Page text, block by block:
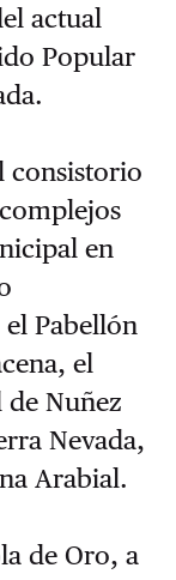
actual
Popular
consistorio
en
Pabellón
el
Nuñez
Nevada,
Arabial.
de Oro, a